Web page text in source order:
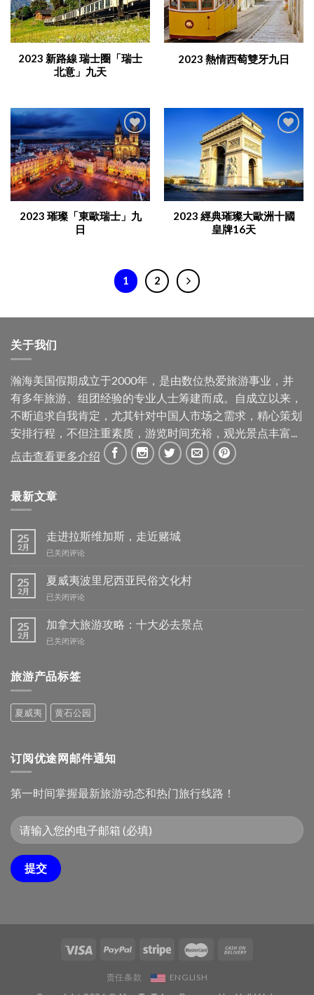
2023 新路線 瑞士圈「瑞士
北意」九天
2023 熱情西萄雙牙九日
Add to
Wishlist
2023 璀璨「東歐瑞士」九
日
2023 經典璀璨大歐洲十國
皇牌16天
1 2
关于我们
瀚海美国假期成立于2000年，是由数位热爱旅游事业，并
有多年旅游、组团经验的专业人士筹建而成。自成立以来，
不断追求自我肯定，尤其针对中国人市场之需求，精心策划
安排行程，不但注重素质，游览时间充裕，观光景点丰富...
点击查看更多介绍
最新文章
25
2月
走进拉斯维加斯，走近赌城
走
拉
斯
维
斯，
走
城
已关闭评论
25
2月
夏威夷波里尼西亚民俗文化村
夏
夷
波
里
亚
俗
已关闭评论
25
2月
加拿大旅游攻略：十大必去景点
加
旅
略：
十
去
已关闭评论
旅游产品标签
夏威夷 黄石公园
订阅优途网邮件通知
第一时间掌握最新旅游动态和热门旅行线路！
责任条款 ENGLISH